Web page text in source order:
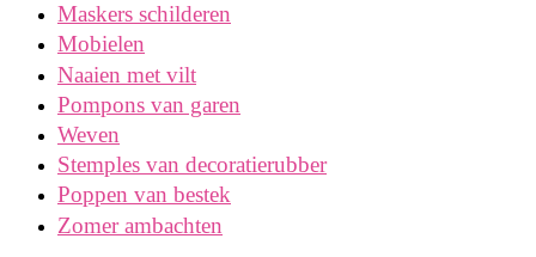
Maskers schilderen
Mobielen
Naaien met vilt
Pompons van garen
Weven
Stemples van decoratierubber
Poppen van bestek
Zomer ambachten